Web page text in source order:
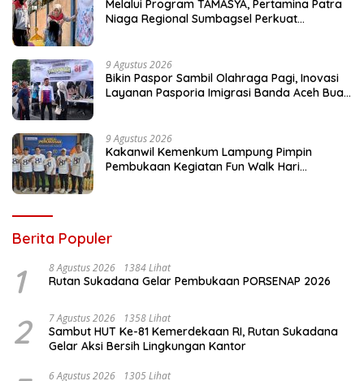
Melalui Program TAMASYA, Pertamina Patra
Niaga Regional Sumbagsel Perkuat
9 Agustus 2026
Bikin Paspor Sambil Olahraga Pagi, Inovasi
Layanan Pasporia Imigrasi Banda Aceh Buat
9 Agustus 2026
Kakanwil Kemenkum Lampung Pimpin
Pembukaan Kegiatan Fun Walk Hari
Berita Populer
1 8 Agustus 2026 1384 Lihat
Rutan Sukadana Gelar Pembukaan PORSENAP 2026
2 7 Agustus 2026 1358 Lihat
Sambut HUT Ke-81 Kemerdekaan RI, Rutan Sukadana
Gelar Aksi Bersih Lingkungan Kantor
6 Agustus 2026 1305 Lihat